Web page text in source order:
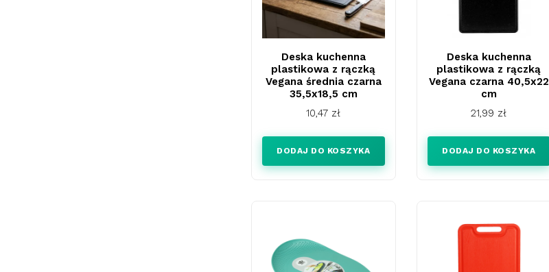
Deska kuchenna
plastikowa z rączką
Vegana średnia czarna
35,5x18,5 cm
Cena
10,47 zł
DODAJ DO KOSZYKA
Deska kuchenna
plastikowa z rączką
Vegana czarna 40,5x22
cm
Cena
21,99 zł
DODAJ DO KOSZYKA